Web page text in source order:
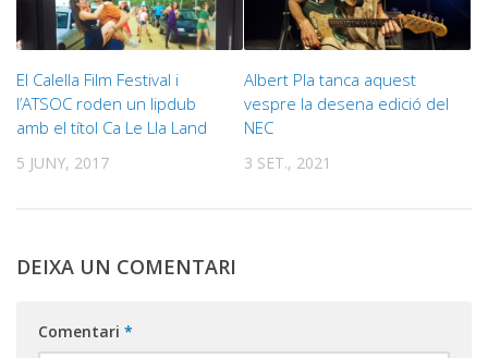
El Calella Film Festival i
l’ATSOC roden un lipdub
amb el títol Ca Le Lla Land
5 JUNY, 2017
Albert Pla tanca aquest
vespre la desena edició del
NEC
3 SET., 2021
DEIXA UN COMENTARI
Comentari *